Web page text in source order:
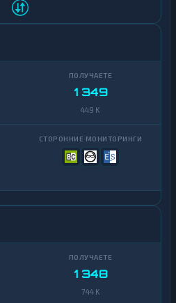
1 349
449 K
1 348
744 K